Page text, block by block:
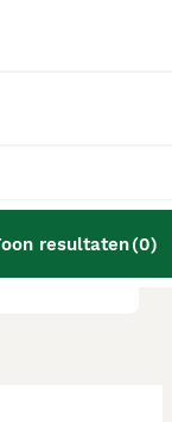
resultaten(0)